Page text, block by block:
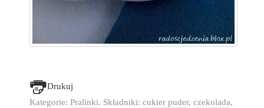
Drukuj
Kategorie: Pralinki. Składniki: cukier puder, czekolada,